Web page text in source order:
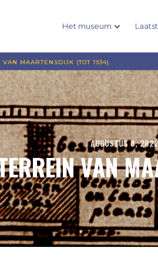
Het museum
VAN MAARTENSDIJK (TOT 1934).
AUGUSTUS 8, 2022
VAN